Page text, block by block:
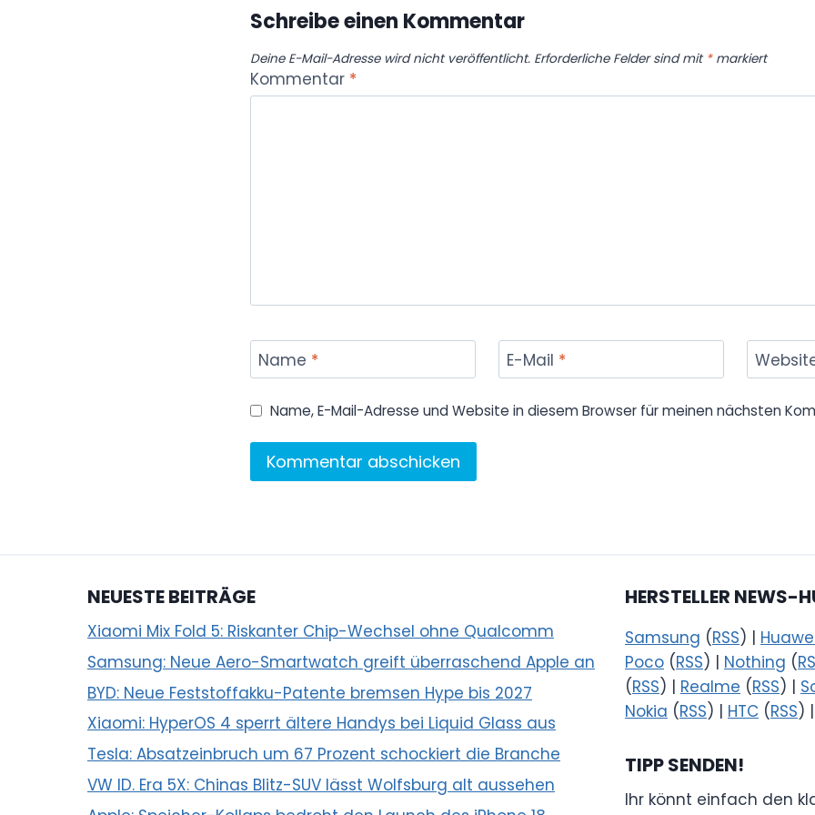
Schreibe einen Kommentar
Deine E-Mail-Adresse wird nicht veröffentlicht. Erforderliche Felder sind mit *markiert
Kommentar *
Name * E-Mail *
Name, E-Mail-Adresse und Website in diesem Browser für meinen nächsten
NEUESTE BEITRÄGE
Xiaomi Mix Fold 5: Riskanter Chip-Wechsel ohne Qualcomm
Samsung: Neue Aero-Smartwatch greift überraschend Apple an
BYD: Neue Feststoffakku-Patente bremsen Hype bis 2027
Xiaomi: HyperOS 4 sperrt ältere Handys bei Liquid Glass aus
Tesla: Absatzeinbruch um 67 Prozent schockiert die Branche
VW ID. Era 5X: Chinas Blitz-SUV lässt Wolfsburg alt aussehen
HERSTELLER NEWS-
Samsung (RSS) |
Poco (RSS) | Nothing (
(RSS) | Realme (RSS) |
Nokia (RSS) | HTC (RSS)
TIPP SENDEN!
Ihr könnt einfach den